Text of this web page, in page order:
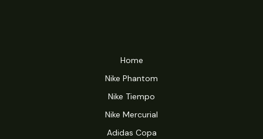
Home
Nike Phantom
Nike Tiempo
Nike Mercurial
Adidas Copa